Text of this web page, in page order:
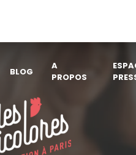
BLOG
A
PROPOS